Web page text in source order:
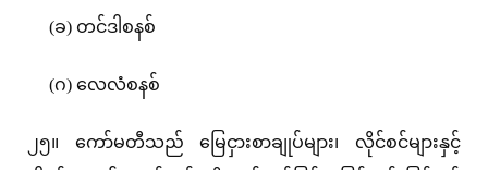
(ခ) တင်ဒါစနစ်
(ဂ) လေလံစနစ်
၂၅။ ကော်မတီသည် မြေငှားစာချုပ်များ၊ လိုင်စင်များနှင့်